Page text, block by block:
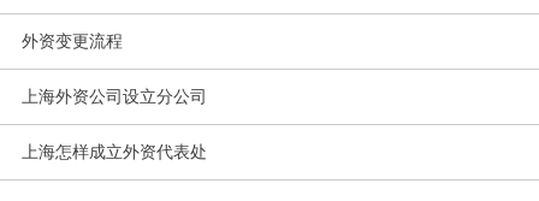
外资变更流程
上海外资公司设立分公司
上海怎样成立外资代表处